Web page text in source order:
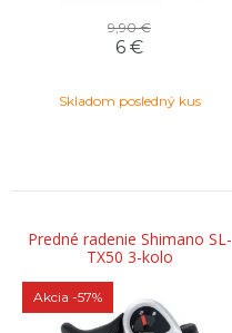
9,90 €
6 €
Skladom posledný kus
Predné radenie Shimano SL-
TX50 3-kolo
Akcia -57%